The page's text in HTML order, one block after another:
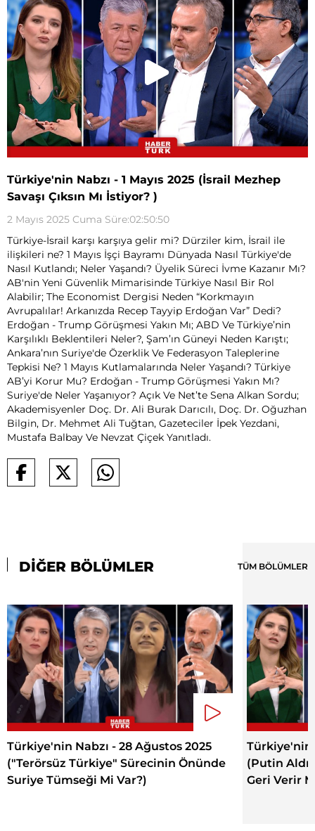
Türkiye'nin Nabzı - 1 Mayıs 2025 (İsrail Mezhep
Savaşı Çıksın Mı İstiyor? )
2 Mayıs 2025 Cuma Süre:02:50:50
Türkiye-İsrail karşı karşıya gelir mi? Dürziler kim, İsrail ile
ilişkileri ne? 1 Mayıs İşçi Bayramı Dünyada Nasıl Türkiye'de
Nasıl Kutlandı; Neler Yaşandı? Üyelik Süreci İvme Kazanır Mı?
AB'nin Yeni Güvenlik Mimarisinde Türkiye Nasıl Bir Rol
Alabilir; The Economist Dergisi Neden “Korkmayın
Avrupalılar! Arkanızda Recep Tayyip Erdoğan Var” Dedi?
Erdoğan - Trump Görüşmesi Yakın Mı; ABD Ve Türkiye’nin
Karşılıklı Beklentileri Neler?, Şam’ın Güneyi Neden Karıştı;
Ankara’nın Suriye'de Özerklik Ve Federasyon Taleplerine
Tepkisi Ne? 1 Mayıs Kutlamalarında Neler Yaşandı? Türkiye
AB’yi Korur Mu? Erdoğan - Trump Görüşmesi Yakın Mı?
Suriye'de Neler Yaşanıyor? Açık Ve Net’te Sena Alkan Sordu;
Akademisyenler Doç. Dr. Ali Burak Darıcılı, Doç. Dr. Oğuzhan
Bilgin, Dr. Mehmet Ali Tuğtan, Gazeteciler İpek Yezdani,
Mustafa Balbay Ve Nevzat Çiçek Yanıtladı.
DİĞER BÖLÜMLER TÜM BÖLÜMLER
Türkiye'nin Nabzı - 28 Ağustos 2025
("Terörsüz Türkiye" Sürecinin Önünde
Suriye Tümseği Mi Var?)
Türkiye'nin
(Putin
Geri Verir